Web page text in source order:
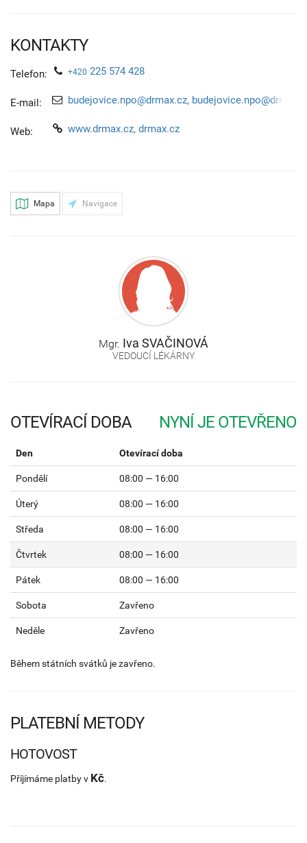
KONTAKTY
Telefon: +420 225 574 428
E-mail: budejovice.npo@drmax.cz,
Web: www.drmax.cz, drmax.cz
Mapa Navigace
Mgr. Iva SVAČINOVÁ
VEDOUCÍ LÉKÁRNY
OTEVÍRACÍ DOBA
Den Otevírací doba
Pondělí 08:00 — 16:00
Úterý 08:00 — 16:00
Středa 08:00 — 16:00
Čtvrtek 08:00 — 16:00
Pátek 08:00 — 16:00
Sobota Zavřeno
Neděle Zavřeno
Během státních svátků je zavřeno.
PLATEBNÍ METODY
HOTOVOST
Příjímáme platby v Kč.